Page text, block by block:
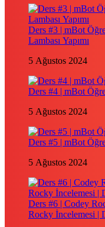
Ders #3 | mBot
Lambası Yapımı
5 Ağustos 2024
Ders #4 | mBot
5 Ağustos 2024
Ders #5 | mBot
5 Ağustos 2024
Ders #6 | Codey
Rocky İncelemesi |